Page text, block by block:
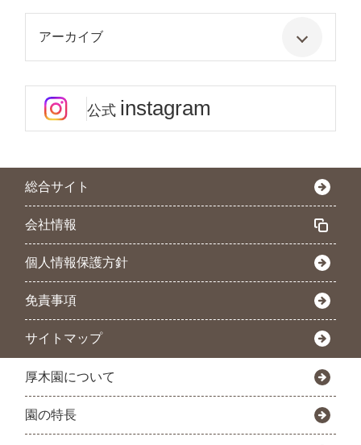
アーカイブ
公式 instagram
総合サイト
会社情報
個人情報保護方針
免責事項
サイトマップ
厚木園について
園の特長